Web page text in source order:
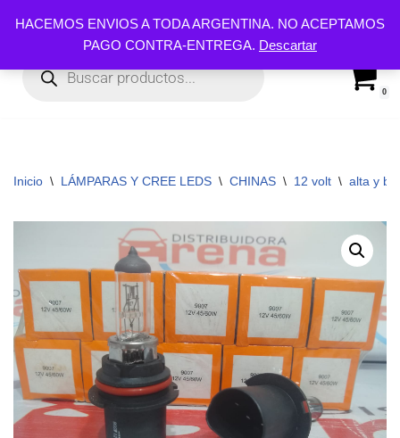
HACEMOS ENVIOS A TODA ARGENTINA. NO ACEPTAMOS
PAGO CONTRA-ENTREGA. Descartar
al
contenido
0
Inicio \ LÁMPARAS Y CREE LEDS \ CHINAS \ 12 volt \ alta y